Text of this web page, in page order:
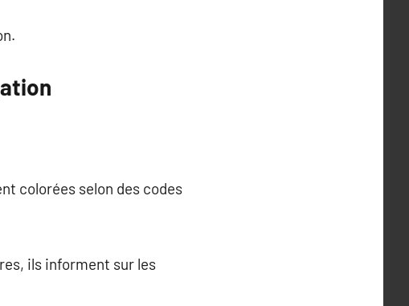
colorées selon des codes
ils informent sur les